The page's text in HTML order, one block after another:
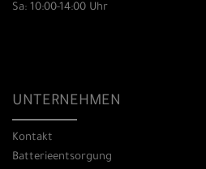
Sa: 10:00-14:00 Uhr
UNTERNEHMEN
Kontakt
Batterieentsorgung